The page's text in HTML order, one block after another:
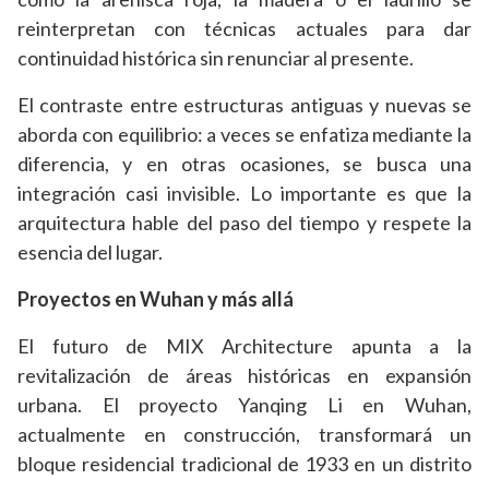
reinterpretan con técnicas actuales para dar
continuidad histórica sin renunciar al presente.
El contraste entre estructuras antiguas y nuevas se
aborda con equilibrio: a veces se enfatiza mediante la
diferencia, y en otras ocasiones, se busca una
integración casi invisible. Lo importante es que la
arquitectura hable del paso del tiempo y respete la
esencia del lugar.
Proyectos en Wuhan y más allá
El futuro de MIX Architecture apunta a la
revitalización de áreas históricas en expansión
urbana. El proyecto Yanqing Li en Wuhan,
actualmente en construcción, transformará un
bloque residencial tradicional de 1933 en un distrito